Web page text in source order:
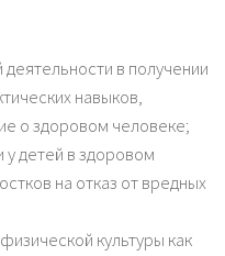
деятельности в получении
навыков,
о здоровом человеке;
детей в здоровом
на отказ от вредных
культуры как